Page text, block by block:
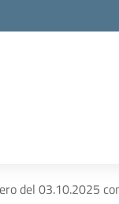
del 03.10.2025